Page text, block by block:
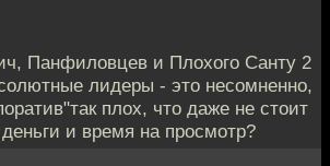
Панфиловцев и Плохого Санту 2
лидеры - это несомненно,
плох, что даже не стоит
и время на просмотр?